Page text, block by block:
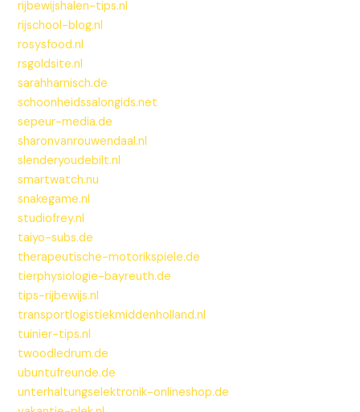
rijbewijshalen-tips.nl
rijschool-blog.nl
rosysfood.nl
rsgoldsite.nl
sarahharnisch.de
schoonheidssalongids.net
sepeur-media.de
sharonvanrouwendaal.nl
slenderyoudebilt.nl
smartwatch.nu
snakegame.nl
studiofrey.nl
taiyo-subs.de
therapeutische-motorikspiele.de
tierphysiologie-bayreuth.de
tips-rijbewijs.nl
transportlogistiekmiddenholland.nl
tuinier-tips.nl
twoodledrum.de
ubuntufreunde.de
unterhaltungselektronik-onlineshop.de